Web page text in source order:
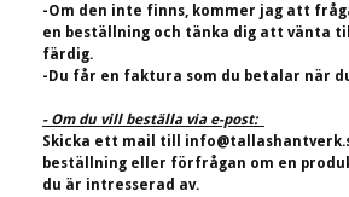
-Om den inte finns, kommer jag att
en beställning och tänka dig att vänta
färdig.
-Du får en faktura som du betalar när
- Om du vill beställa via e-post:
Skicka ett mail till
beställning eller förfrågan om en
du är intresserad av.